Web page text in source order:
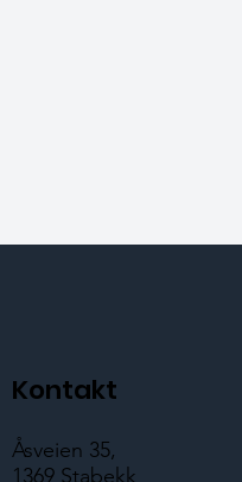
Kontakt
Åsveien 35,
1369 Stabekk